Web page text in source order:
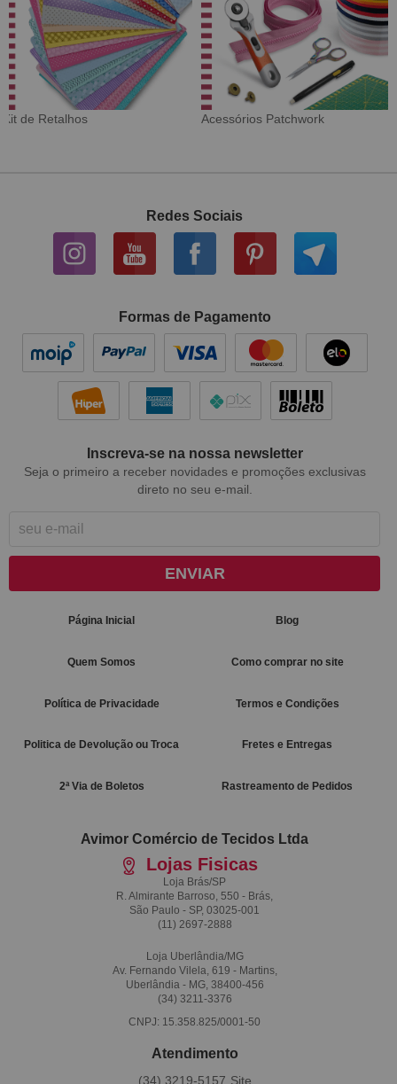
Tecido Digital Sarja Impermeável
Redes Sociais
Formas de Pagamento
Inscreva-se na nossa newsletter
Seja o primeiro a receber novidades e promoções exclusivas
direto no seu e-mail.
ENVIAR
Página Inicial Blog
Quem Somos Como comprar no site
Política de Privacidade Termos e Condições
Politica de Devolução ou Troca Fretes e Entregas
2ª Via de Boletos Rastreamento de Pedidos
Avimor Comércio de Tecidos Ltda
Lojas Fisicas
Loja Brás/SP
R. Almirante Barroso, 550 - Brás,
São Paulo - SP, 03025-001
(11) 2697-2888
Loja Uberlândia/MG
Av. Fernando Vilela, 619 - Martins,
Uberlândia - MG, 38400-456
(34) 3211-3376
CNPJ: 15.358.825/0001-50
Atendimento
(34) 3219-5157